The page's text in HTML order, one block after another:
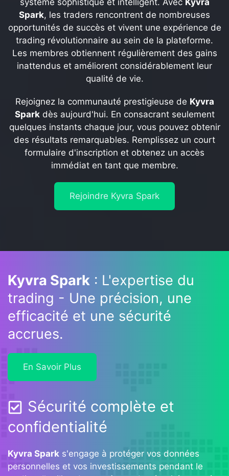
Spark, les traders rencontrent de nombreuses
opportunités de succès et vivent une expérience de
trading révolutionnaire au sein de la plateforme.
Les membres obtiennent régulièrement des gains
inattendus et améliorent considérablement leur
qualité de vie.
Rejoignez la communauté prestigieuse de Kyvra
Sparkdès aujourd'hui. En consacrant seulement
quelques instants chaque jour, vous pouvez obtenir
des résultats remarquables. Remplissez un court
formulaire d'inscription et obtenez un accès
immédiat en tant que membre.
Rejoindre Kyvra Spark
Kyvra Spark : L'expertise du
trading - Une précision, une
efficacité et une sécurité
accrues.
En Savoir Plus
Sécurité complète et
confidentialité
Kyvra Spark s'engage à protéger vos données
personnelles et vos investissements pendant le